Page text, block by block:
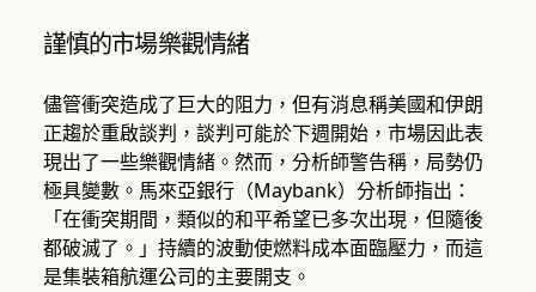
謹慎的市場樂觀情緒
儘管衝突造成了巨大的阻力，但有消息稱美國和伊朗
正趨於重啟談判，談判可能於下週開始，市場因此表
現出了一些樂觀情緒。然而，分析師警告稱，局勢仍
極具變數。馬來亞銀行（Maybank）分析師指出：
「在衝突期間，類似的和平希望已多次出現，但隨後
都破滅了。」持續的波動使燃料成本面臨壓力，而這
是集裝箱航運公司的主要開支。